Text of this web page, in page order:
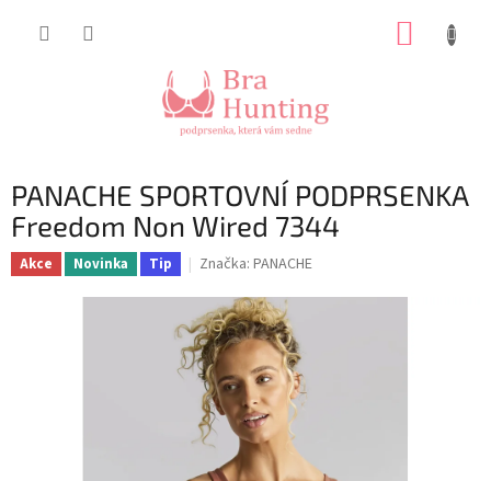
PANACHE SPORTOVNÍ PODPRSENKA
Freedom Non Wired 7344
Akce Novinka Tip Značka: PANACHE